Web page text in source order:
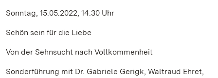
Sonntag, 15.05.2022, 14.30 Uhr
Schön sein für die Liebe
Von der Sehnsucht nach Vollkommenheit
Sonderführung mit Dr. Gabriele Gerigk, Waltraud Ehret,